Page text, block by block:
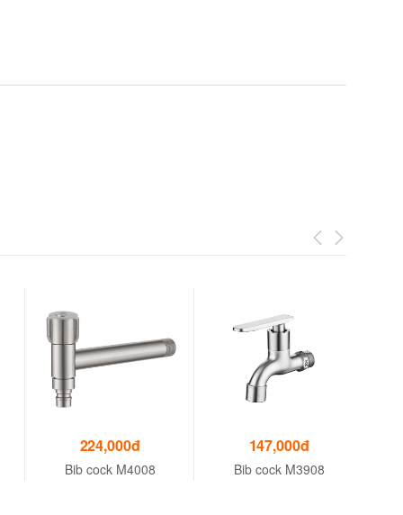
224,000đ
Bib cock M4008
147,000đ
Bib cock M3908